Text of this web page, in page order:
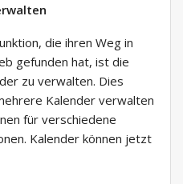
die ihren Weg in
gefunden hat, ist die
zu verwalten. Dies
Kalender verwalten
für verschiedene
Kalender können jetzt